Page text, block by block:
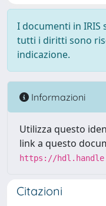
I documenti in
tutti i diritti sono
indicazione.
Informazioni
Utilizza questo
link a questo
https://
Citazioni